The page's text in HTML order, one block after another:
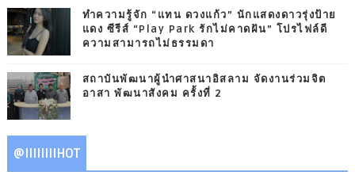
ทำความรู้จัก “แทน ดวงแก้ว” นักแสดงดาวรุ่งป้าย
แดง ซีรีส์ “Play Park รักไม่คาดฝัน” โปรไฟล์ดี
ความสามารถไม่ธรรมดา
สถาบันพัฒนาผู้นำศาสนาอิสลาม จัดงานร่วมจิต
อาสา พัฒนาสังคม ครั้งที่ 2
@IIIIIIIIHOT